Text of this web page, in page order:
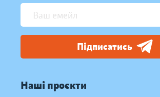
Підписатись
Наші проєкти